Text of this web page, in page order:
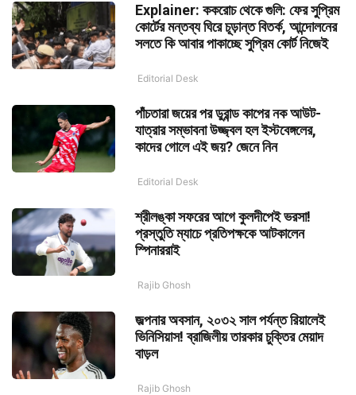
Explainer: ককরোচ থেকে গুলি: ফের সুপ্রিম
কোর্টের মন্তব্য ঘিরে চূড়ান্ত বিতর্ক, আন্দোলনের
সলতে কি আবার পাকাচ্ছে সুপ্রিম কোর্ট নিজেই
Editorial Desk
পাঁচতারা জয়ের পর ডুরান্ড কাপের নক আউট-
যাত্রার সম্ভাবনা উজ্জ্বল হল ইস্টবেঙ্গলের,
কাদের গোলে এই জয়? জেনে নিন
Editorial Desk
শ্রীলঙ্কা সফরের আগে কুলদীপেই ভরসা!
প্রস্তুতি ম্যাচে প্রতিপক্ষকে আটকালেন
স্পিনাররাই
Rajib Ghosh
জল্পনার অবসান, ২০৩২ সাল পর্যন্ত রিয়ালেই
ভিনিসিয়াস! ব্রাজিলীয় তারকার চুক্তির মেয়াদ
বাড়ল
Rajib Ghosh